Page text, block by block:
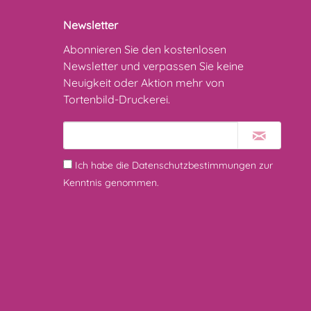
Newsletter
Abonnieren Sie den kostenlosen
Newsletter und verpassen Sie keine
Neuigkeit oder Aktion mehr von
Tortenbild-Druckerei.
Ich habe die Datenschutzbestimmungen zur
Kenntnis genommen.